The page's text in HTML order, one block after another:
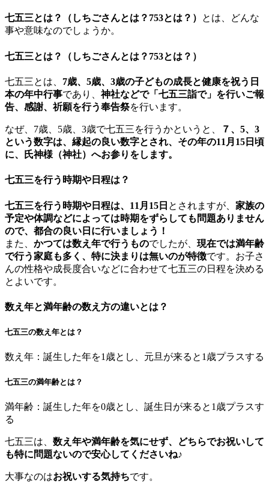
七五三とは？（しちごさんとは？753とは？）
とは、どんな
事や意味なのでしょうか。
七五三とは？（しちごさんとは？753とは？）
七五三とは、 7歳、5歳、3歳の子どもの成長と健康を祝う日
本の年中行事であり、神社などで「七五三詣で」を行いご報
告、感謝、祈願を行う奉告祭を行います。
なぜ、7歳、5歳、3歳で七五三を行うかというと、
７、5、3
という数字は、縁起の良い数字とされ、その年の11月15日頃
に、氏神様（神社）へお参りをします。
七五三を行う時期や日程は？
七五三を行う時期や日程は、11月15日 とされますが、 家族の
予定や体調などによっては時期をずらしても問題ありません
ので、都合の良い日に行いましょう！
また、 かつては数え年で行うものでしたが、 現在では満年齢
で行う家庭も多く、特に決まりは無いのが特徴です。お子さ
んの性格や成長度合いなどに合わせて七五三の日程を決める
とよいです。
数え年と満年齢の数え方の違いとは？
七五三の数え年とは？
数え年：誕生した年を1歳とし、元旦が来ると1歳プラスする
七五三の満年齢とは？
満年齢：誕生した年を0歳とし、誕生日が来ると1歳プラスす
る
七五三は、 数え年や満年齢を気にせず、どちらでお祝いして
も特に問題ないので安心してくださいね♪
大事なのはお祝いする気持ちです。